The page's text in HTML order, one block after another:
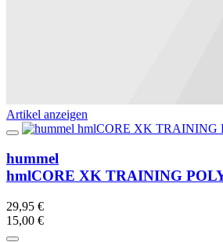
Artikel anzeigen
hummel
hmlCORE XK TRAINING
29,95 €
15,00 €